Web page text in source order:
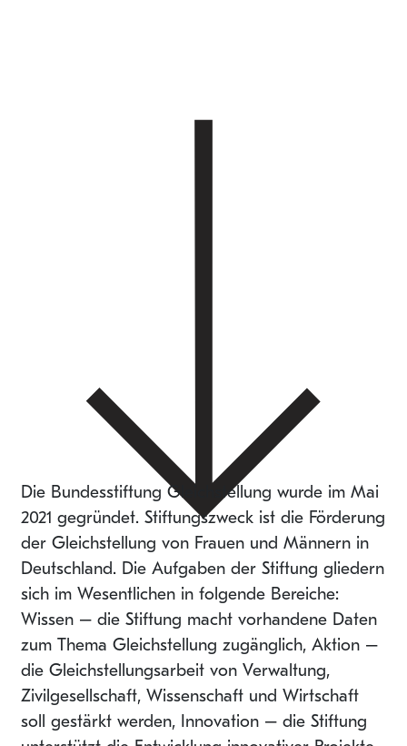
Die Bundesstiftung Gleichstellung wurde im Mai
2021 gegründet. Stiftungszweck ist die Förderung
der Gleichstellung von Frauen und Männern in
Deutschland. Die Aufgaben der Stiftung gliedern
sich im Wesentlichen in folgende Bereiche:
Wissen – die Stiftung macht vorhandene Daten
zum Thema Gleichstellung zugänglich, Aktion –
die Gleichstellungsarbeit von Verwaltung,
Zivilgesellschaft, Wissenschaft und Wirtschaft
soll gestärkt werden, Innovation – die Stiftung